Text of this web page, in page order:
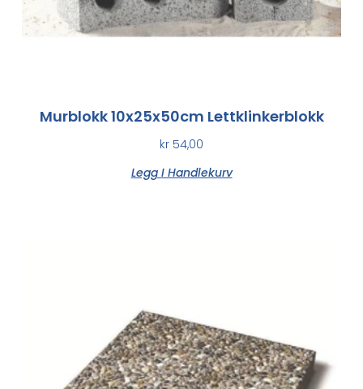
Murblokk 10x25x50cm Lettklinkerblokk
kr 54,00
Legg I Handlekurv